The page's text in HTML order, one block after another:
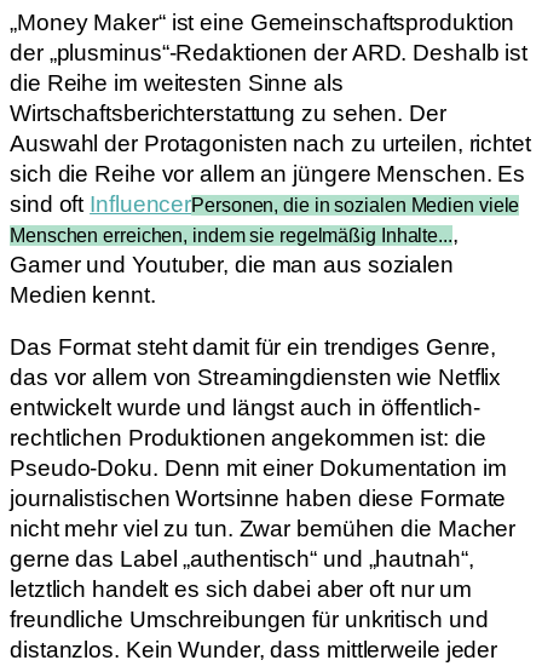
„Money Maker“ ist eine Gemeinschaftsproduktion
der „plusminus“-Redaktionen der ARD. Deshalb ist
die Reihe im weitesten Sinne als
Wirtschaftsberichterstattung zu sehen. Der
Auswahl der Protagonisten nach zu urteilen, richtet
sich die Reihe vor allem an jüngere Menschen. Es
sind oft InfluencerPersonen, die in sozialen Medien viele
Menschen erreichen, indem sie regelmäßig Inhalte...,
Gamer und Youtuber, die man aus sozialen
Medien kennt.
Das Format steht damit für ein trendiges Genre,
das vor allem von Streamingdiensten wie Netflix
entwickelt wurde und längst auch in öffentlich-
rechtlichen Produktionen angekommen ist: die
Pseudo-Doku. Denn mit einer Dokumentation im
journalistischen Wortsinne haben diese Formate
nicht mehr viel zu tun. Zwar bemühen die Macher
gerne das Label „authentisch“ und „hautnah“,
letztlich handelt es sich dabei aber oft nur um
freundliche Umschreibungen für unkritisch und
distanzlos. Kein Wunder, dass mittlerweile jeder